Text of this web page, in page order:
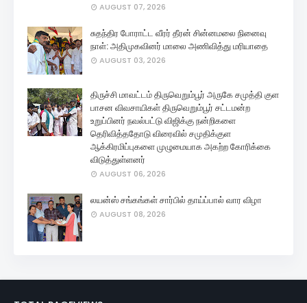
AUGUST 07, 2026
சுதந்திர போராட்ட வீரர் தீரன் சின்னமலை நினைவு
நாள்: அதிமுகவினர் மாலை அணிவித்து மரியாதை
AUGUST 03, 2026
திருச்சி மாவட்டம் திருவெறும்பூர் அருகே சமுத்தி குள
பாசன விவசாயிகள் திருவெறும்பூர் சட்டமன்ற
உறுப்பினர் நவல்பட்டு விஜிக்கு நன்றிகளை
தெரிவித்ததோடு விரைவில் சமுதிக்குள
ஆக்கிரமிப்புகளை முழுமையாக அகற்ற கோரிக்கை
விடுத்துள்ளனர்
AUGUST 06, 2026
லயன்ஸ் சங்கங்கள் சார்பில் தாய்ப்பால் வார விழா
AUGUST 08, 2026